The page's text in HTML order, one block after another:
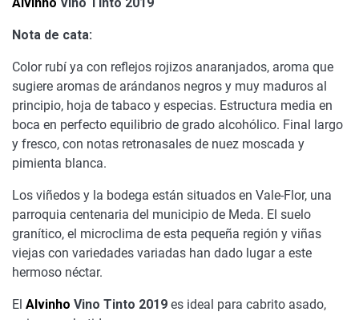
Nota de cata:
Color rubí ya con reflejos rojizos anaranjados, aroma que
sugiere aromas de arándanos negros y muy maduros al
principio, hoja de tabaco y especias. Estructura media en
boca en perfecto equilibrio de grado alcohólico. Final largo
y fresco, con notas retronasales de nuez moscada y
pimienta blanca.
Los viñedos y la bodega están situados en Vale-Flor, una
parroquia centenaria del municipio de Meda. El suelo
granítico, el microclima de esta pequeña región y viñas
viejas con variedades variadas han dado lugar a este
hermoso néctar.
El Alvinho Vino Tinto 2019 es ideal para cabrito asado,